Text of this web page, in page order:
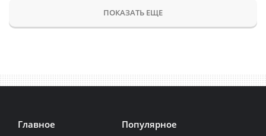
ПОКАЗАТЬ ЕЩЕ
Главное Популярное